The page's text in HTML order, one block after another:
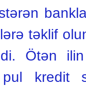
təklif
Ötən
pul kredit